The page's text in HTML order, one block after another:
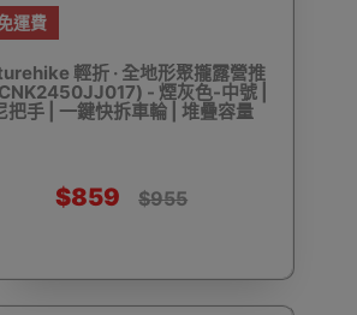
運費
輕折 · 全地形聚攏露營推
- 煙灰色-中號 |
把手 | 一鍵快拆車輪 | 堆疊容量
$859 $955